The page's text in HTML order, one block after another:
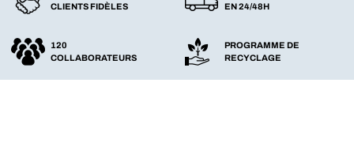
CLIENTS FIDÈLES
EN 24/48H
120
COLLABORATEURS
PROGRAMME DE
RECYCLAGE